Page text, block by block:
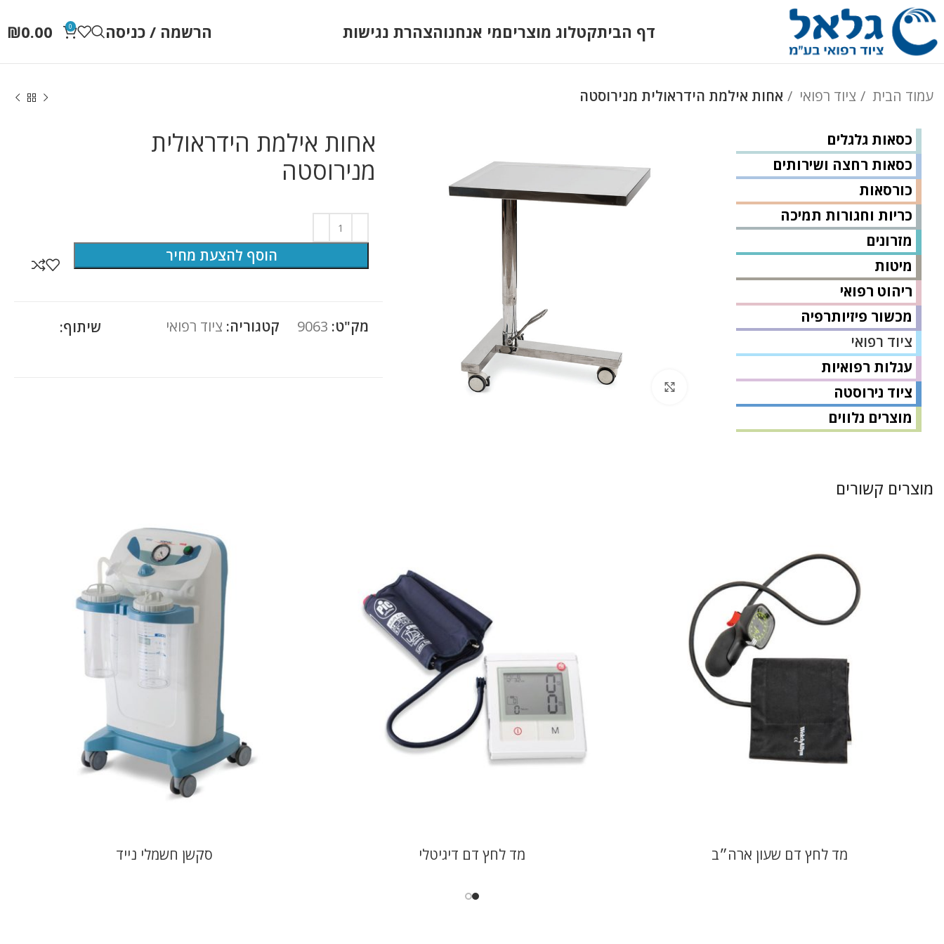
דף הביתקטלוג מוצריםמי אנחנוהצהרת נגישות הרשמה / כניסה 0
₪0.00
עמוד הבית ציוד רפואי אחות אילמת הידראולית מנירוסטה
כסאות גלגלים
כסאות רחצה ושירותים
כורסאות
כריות וחגורות תמיכה
מזרונים
מיטות
ריהוט רפואי
מכשור פיזיותרפיה
ציוד רפואי
עגלות רפואיות
ציוד נירוסטה
מוצרים נלווים
לחץ להגדלה
אחות אילמת הידראולית
מנירוסטה
הוסף להצעת מחיר
מק"ט: 9063 קטגוריה: ציוד רפואי שיתוף:
מוצרים קשורים
מד לחץ דם שעון ארה״ב מד לחץ דם דיגיטלי סקשן חשמלי נייד